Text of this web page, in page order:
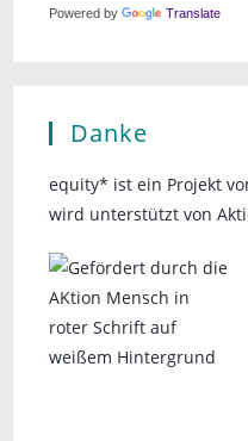
Powered by Translate
Danke
equity* ist ein Projekt
wird unterstützt von